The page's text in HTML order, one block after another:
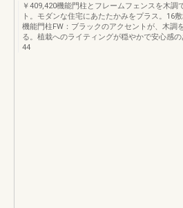
￥409,420機能門柱とフレームフェンスを木調
ト。モダンな住宅にあたたかみをプラス。16
機能門柱FW：ブラックのアクセントが、木調
る。植栽へのライティングが穏やかで安心感の
44